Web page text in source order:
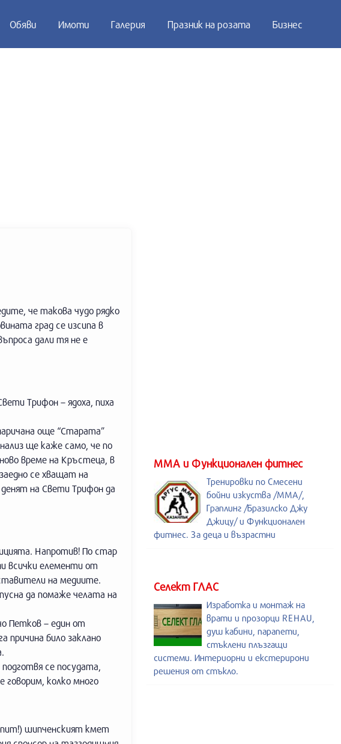
Обяви Имоти Галерия Празник на розата Бизнес
че такова чудо рядко
град се изсипа в
дали тя не е
Трифон – ядоха, пиха
още “Старата”
ще каже само, че по
време на Кръстеца, в
се хващат на
на Свети Трифон да
Напротив! По стар
всички елементи от
на медиите.
да помаже челата на
Петков – един от
причина било заклано
се посудата,
говорим, колко много
шипченският кмет
ММА и Функционален фитнес
Тренировки по Смесени
бойни изкуства /MMA/,
Граплинг /Бразилско Джу
Джицу/ и Функционален
фитнес. За деца и възрастни
Селект ГЛАС
Изработка и монтаж на
врати и прозорци REHAU,
душ кабини, парапети,
стъклени плъзгащи
системи. Интериорни и екстерирони
решения от стъкло.